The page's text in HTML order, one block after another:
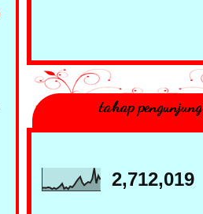
tahap pengunjung
2,712,019